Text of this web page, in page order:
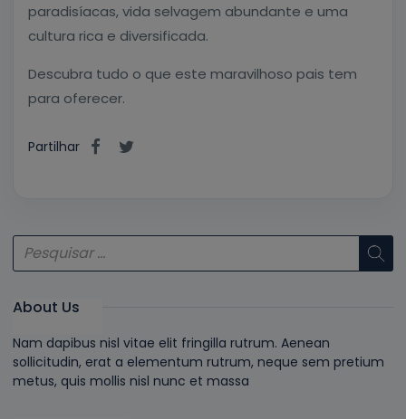
paradisíacas, vida selvagem abundante e uma
cultura rica e diversificada.
Descubra tudo o que este maravilhoso pais tem
para oferecer.
Partilhar
About Us
Nam dapibus nisl vitae elit fringilla rutrum. Aenean
sollicitudin, erat a elementum rutrum, neque sem pretium
metus, quis mollis nisl nunc et massa